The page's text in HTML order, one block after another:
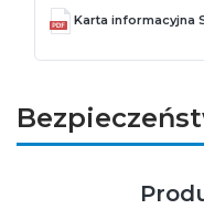
Karta informacyjna